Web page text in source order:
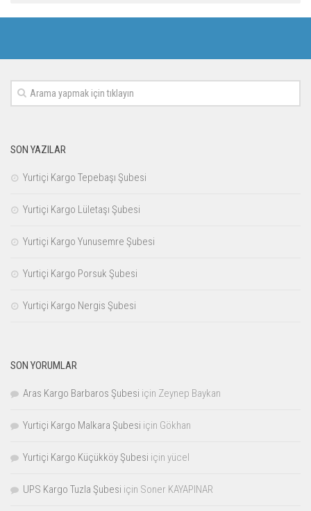
SON YAZILAR
Yurtiçi Kargo Tepebaşı Şubesi
Yurtiçi Kargo Lületaşı Şubesi
Yurtiçi Kargo Yunusemre Şubesi
Yurtiçi Kargo Porsuk Şubesi
Yurtiçi Kargo Nergis Şubesi
SON YORUMLAR
Aras Kargo Barbaros Şubesi için Zeynep Baykan
Yurtiçi Kargo Malkara Şubesi için Gökhan
Yurtiçi Kargo Küçükköy Şubesi için yücel
UPS Kargo Tuzla Şubesi için Soner KAYAPINAR